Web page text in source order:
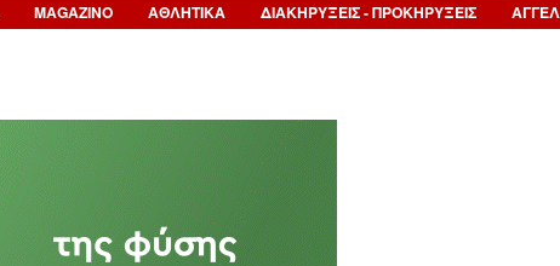
MAGAZINO ΑΘΛΗΤΙΚΑ ΔΙΑΚΗΡΥΞΕΙΣ - ΠΡΟΚΗΡΥΞΕΙΣ